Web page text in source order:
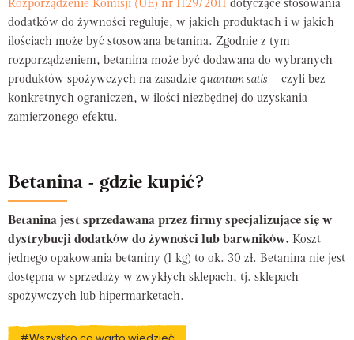
Rozporządzenie Komisji (UE) nr 1129/2011 dotyczące stosowania
dodatków do żywności reguluje, w jakich produktach i w jakich
ilościach może być stosowana betanina. Zgodnie z tym
rozporządzeniem, betanina może być dodawana do wybranych
produktów spożywczych na zasadzie quantum satis – czyli bez
konkretnych ograniczeń, w ilości niezbędnej do uzyskania
zamierzonego efektu.
Betanina - gdzie kupić?
Betanina jest sprzedawana przez firmy specjalizujące się w
dystrybucji dodatków do żywności lub barwników. Koszt
jednego opakowania betaniny (1 kg) to ok. 30 zł. Betanina nie jest
dostępna w sprzedaży w zwykłych sklepach, tj. sklepach
spożywczych lub hipermarketach.